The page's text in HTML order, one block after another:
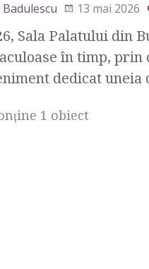
13 mai 2026
Sala Palatului din
în timp, prin
dedicat
1 obiect